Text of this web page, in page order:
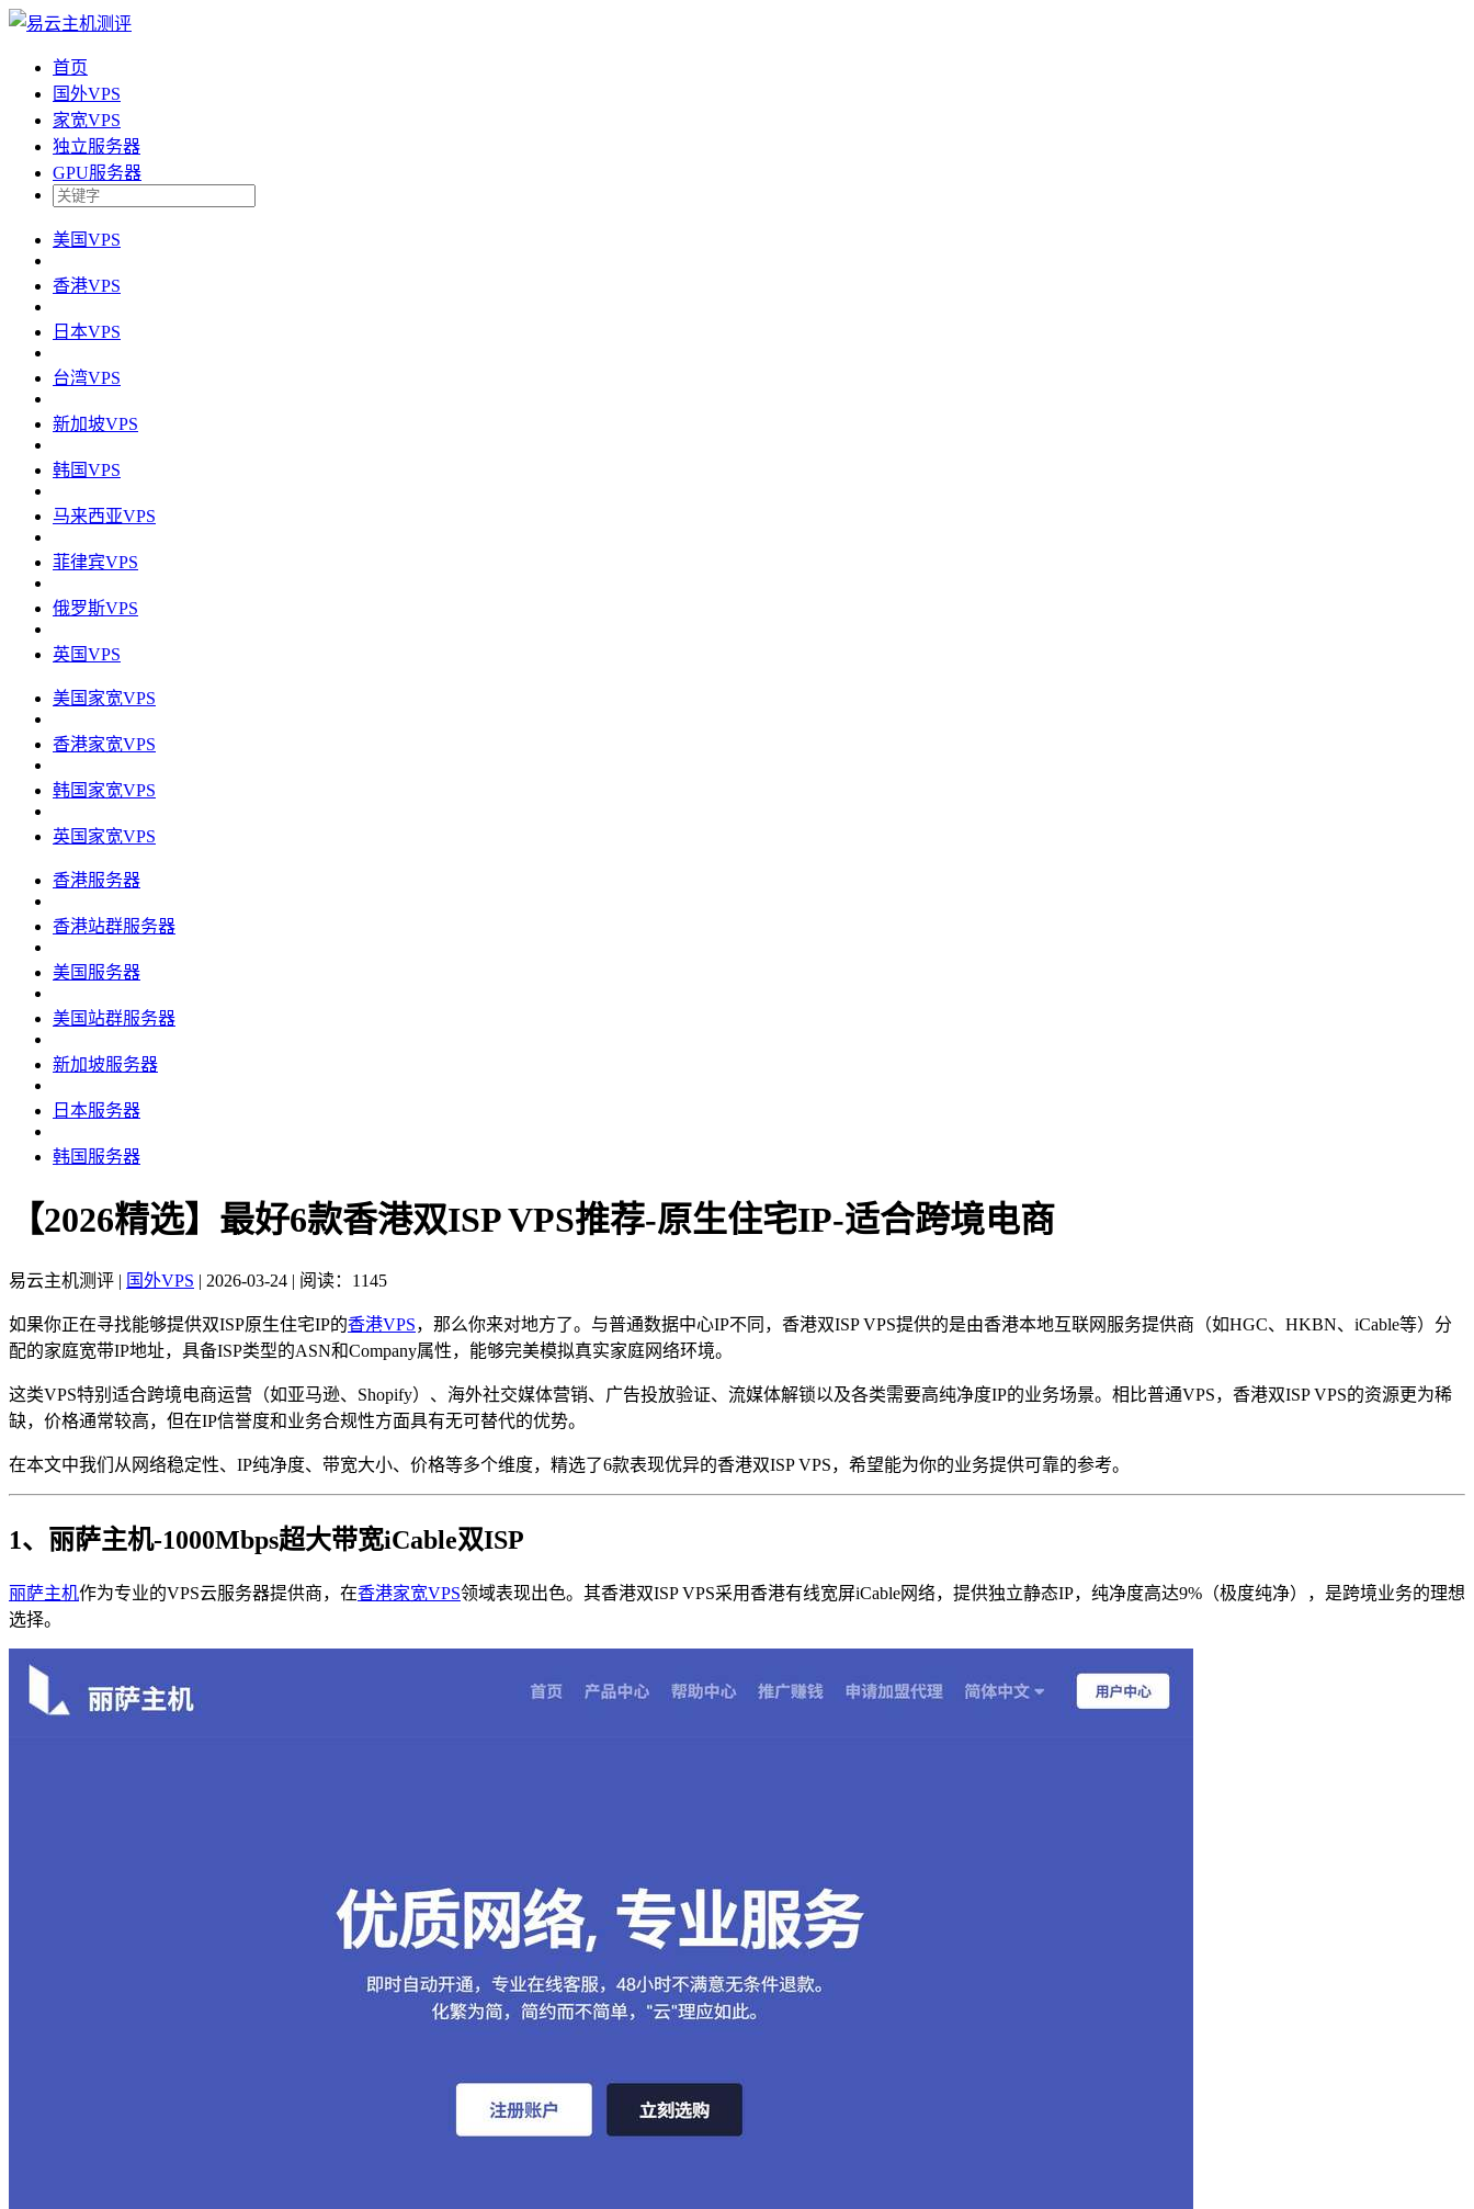
首页
国外VPS
家宽VPS
独立服务器
GPU服务器
美国VPS
香港VPS
日本VPS
台湾VPS
新加坡VPS
韩国VPS
马来西亚VPS
菲律宾VPS
俄罗斯VPS
英国VPS
美国家宽VPS
香港家宽VPS
韩国家宽VPS
英国家宽VPS
香港服务器
香港站群服务器
美国服务器
美国站群服务器
新加坡服务器
日本服务器
韩国服务器
【2026精选】最好6款香港双ISP VPS推荐-原生住宅IP-适合跨境电商
易云主机测评 | 国外VPS | 2026-03-24 | 阅读：1145
如果你正在寻找能够提供双ISP原生住宅IP的香港VPS，那么你来对地方了。与普通数据中心IP不同，香港双ISP VPS提供的是由香港本地互联网服务提供商（如HGC、HKBN、iCable等）分
配的家庭宽带IP地址，具备ISP类型的ASN和Company属性，能够完美模拟真实家庭网络环境。
这类VPS特别适合跨境电商运营（如亚马逊、Shopify）、海外社交媒体营销、广告投放验证、流媒体解锁以及各类需要高纯净度IP的业务场景。相比普通VPS，香港双ISP VPS的资源更为稀
缺，价格通常较高，但在IP信誉度和业务合规性方面具有无可替代的优势。
在本文中我们从网络稳定性、IP纯净度、带宽大小、价格等多个维度，精选了6款表现优异的香港双ISP VPS，希望能为你的业务提供可靠的参考。
1、丽萨主机-1000Mbps超大带宽iCable双ISP
丽萨主机作为专业的VPS云服务器提供商，在香港家宽VPS领域表现出色。其香港双ISP VPS采用香港有线宽屏iCable网络，提供独立静态IP，纯净度高达9%（极度纯净），是跨境业务的理想
选择。